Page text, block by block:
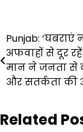
Post
navigation
Punjab: ‘घबराएं
अफवाहों से दूर
मान ने जनता से
और सतर्कता की
Related